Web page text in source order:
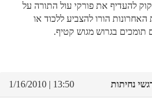
להעדיף את פורקי עול התורה על
האחרונות הורו להצביע ללכוד או
תומכים בגרוש מגוש קטיף.
נחיתות 13:50 | 1/16/2010